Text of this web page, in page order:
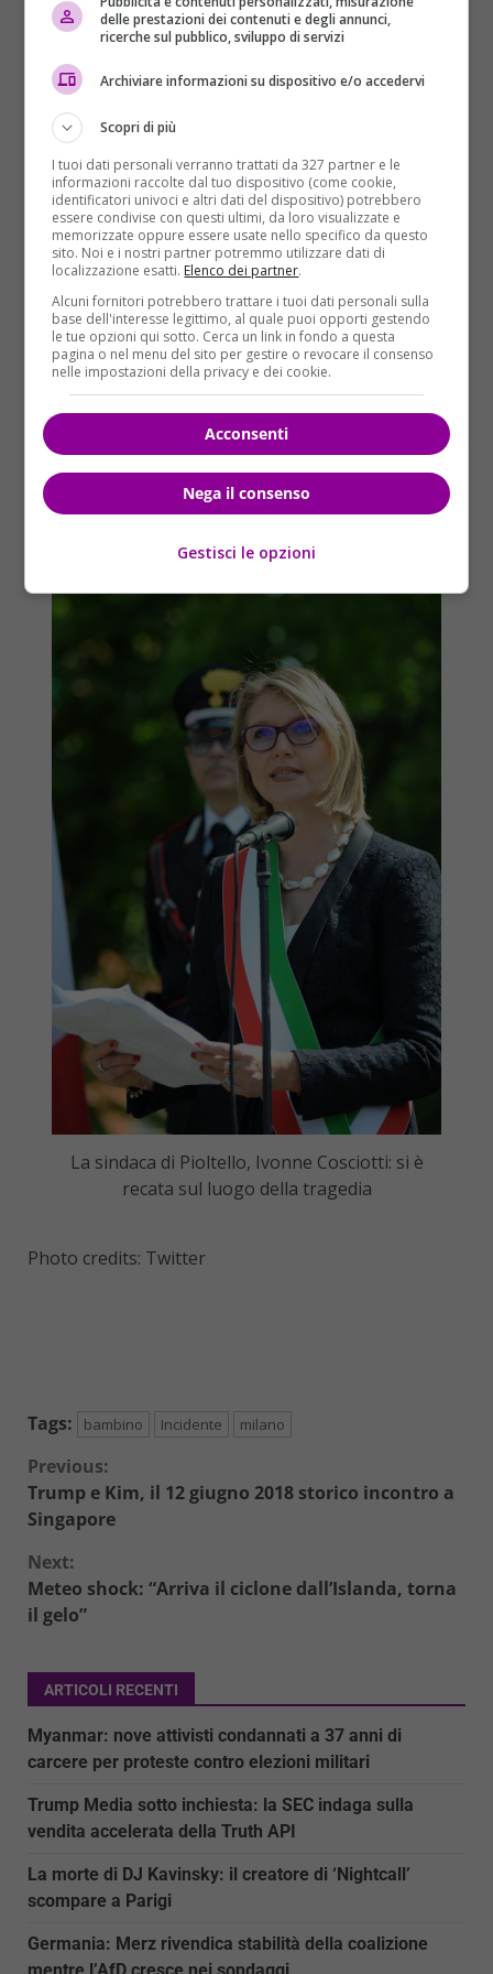
una madre, prima di essere un sindaco”. Accanto al
primo cittadino, una folla di residenti. “Speravamo
con tutto il cuore che ce la facesse – aggiunge
invece, è finita nel modo peggiore”. “Non possiamo
che stringerci ai genitori condividendo con loro un
dolore immenso”.
La sindaca di Pioltello, Ivonne Cosciotti: si è
recata sul luogo della tragedia
Photo credits: Twitter
Tags: bambino Incidente milano
Continue
Reading
Previous:
Trump e Kim, il 12 giugno 2018 storico incontro a
Singapore
Next:
Meteo shock: “Arriva il ciclone dall’Islanda, torna
il gelo”
ARTICOLI RECENTI
Myanmar: nove attivisti condannati a 37 anni di
carcere per proteste contro elezioni militari
Trump Media sotto inchiesta: la SEC indaga sulla
vendita accelerata della Truth API
La morte di DJ Kavinsky: il creatore di ‘Nightcall’
scompare a Parigi
Germania: Merz rivendica stabilità della coalizione
mentre l’AfD cresce nei sondaggi
delle prestazioni dei contenuti e degli annunci,
ricerche sul pubblico, sviluppo di servizi
Archiviare informazioni su dispositivo e/o accedervi
Scopri di più
I tuoi dati personali verranno trattati da 327 partner e le
informazioni raccolte dal tuo dispositivo (come cookie,
identificatori univoci e altri dati del dispositivo) potrebbero
essere condivise con questi ultimi, da loro visualizzate e
memorizzate oppure essere usate nello specifico da questo
sito. Noi e i nostri partner potremmo utilizzare dati di
localizzazione esatti. Elenco dei partner.
Alcuni fornitori potrebbero trattare i tuoi dati personali sulla
base dell'interesse legittimo, al quale puoi opporti gestendo
le tue opzioni qui sotto. Cerca un link in fondo a questa
pagina o nel menu del sito per gestire o revocare il consenso
nelle impostazioni della privacy e dei cookie.
Acconsenti
Nega il consenso
Gestisci le opzioni